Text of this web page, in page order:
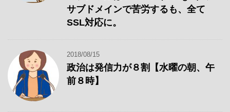
サブドメインで苦労するも、全て
SSL対応に。
2018/08/15
政治は発信力が８割【水曜の朝、午
前８時】